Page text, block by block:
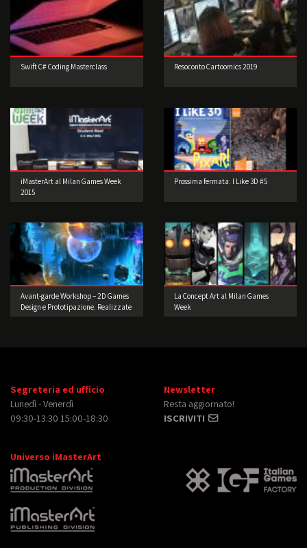
Swift C# Coding Masterclass Resoconto Cartoomics 2019
iMasterArt al Milan Games Week
2015
Prossima fermata: I Like 3D #5
Avant-garde Workshop – 2D Games
Design e Prototipazione. Realizzate
La Concept Art al Milan Games
Week
Segreteria ed ufficio
Lunedì - Venerdì
09:30-13:30 15:00-18:30
Newsletter
Resta aggiornato!
ISCRIVITI
Universo iMasterArt